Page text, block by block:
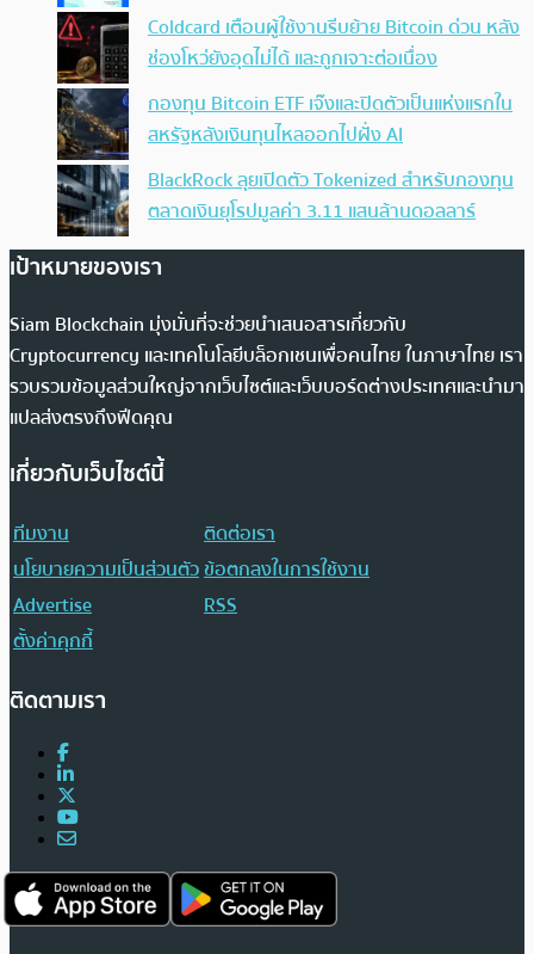
Coldcard เตือนผู้ใช้งานรีบย้าย Bitcoin ด่วน หลัง
ช่องโหว่ยังอุดไม่ได้ และถูกเจาะต่อเนื่อง
กองทุน Bitcoin ETF เจ๊งและปิดตัวเป็นแห่งแรกใน
สหรัฐหลังเงินทุนไหลออกไปฝั่ง AI
BlackRock ลุยเปิดตัว Tokenized สำหรับกองทุน
ตลาดเงินยุโรปมูลค่า 3.11 แสนล้านดอลลาร์
เป้าหมายของเรา
Siam Blockchain มุ่งมั่นที่จะช่วยนำเสนอสารเกี่ยวกับ
Cryptocurrency และเทคโนโลยีบล็อกเชนเพื่อคนไทย ในภาษาไทย เรา
รวบรวมข้อมูลส่วนใหญ่จากเว็บไซต์และเว็บบอร์ดต่างประเทศและนำมา
แปลส่งตรงถึงฟีดคุณ
เกี่ยวกับเว็บไซต์นี้
ทีมงาน
ติดต่อเรา
นโยบายความเป็นส่วนตัวข้อตกลงในการใช้งาน
Advertise
RSS
ตั้งค่าคุกกี้
ติดตามเรา